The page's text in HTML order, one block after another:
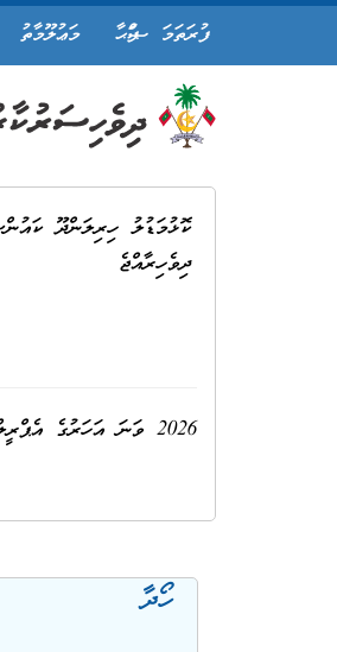
ފުރަތަމަ ޞަފްޙާ މަޢުލޫމާތު
ކޮޅުމަޑުލު ހިރިލަންދޫ
ދިވެހިރާއްޖެ
2026 ވަނަ އަހަރުގެ އެޕްރީލް މަހުގައި މި އިދާރާއަށް ގަނެފައިވާ މުދަލާއި ހޯދާފައިވާ ޙިދުމަތްތަކުގެ ތަފުސީލު މި އިޢުލާނާއެކު އާންމުކުރީމެވެ.
ހޯދާ